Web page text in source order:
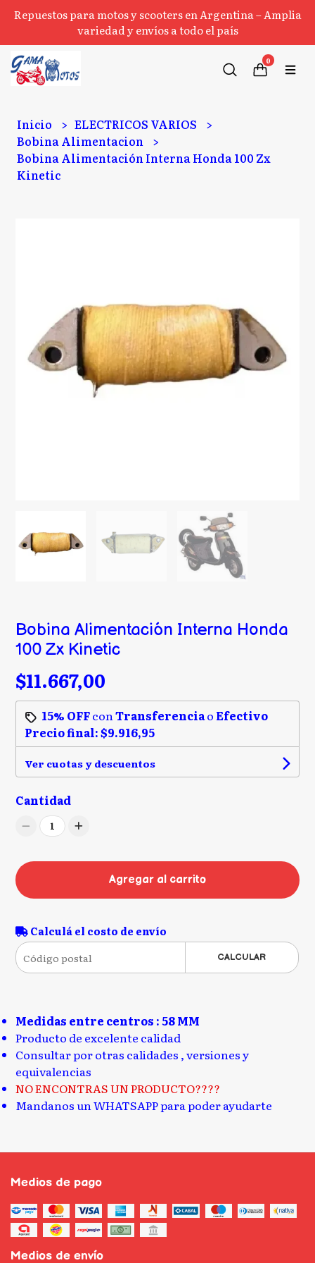
Repuestos para motos y scooters en Argentina – Amplia
variedad y envíos a todo el país
0
Inicio
ELECTRICOS VARIOS
Bobina Alimentacion
Bobina Alimentación Interna Honda 100 Zx
Kinetic
Bobina Alimentación Interna Honda
100 Zx Kinetic
$11.667,00
15% OFFconTransferenciao Efectivo
Precio final:$9.916,95
Ver cuotas y descuentos
Cantidad
1
Agregar al carrito
Calculá el costo de envío
CALCULAR
Medidas entre centros : 58 MM
Producto de excelente calidad
Consultar por otras calidades , versiones y
equivalencias
NO ENCONTRAS UN PRODUCTO????
Mandanos un WHATSAPP para poder ayudarte
Medios de pago
Medios de envío